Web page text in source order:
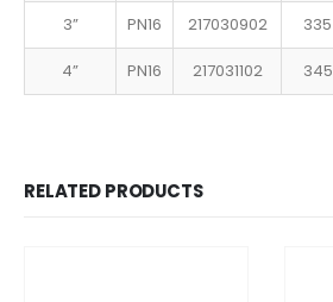
3” PN16 217030902 335
4” PN16 217031102 345
RELATED PRODUCTS